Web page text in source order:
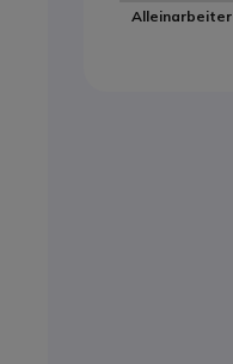
Alleinarbeiter